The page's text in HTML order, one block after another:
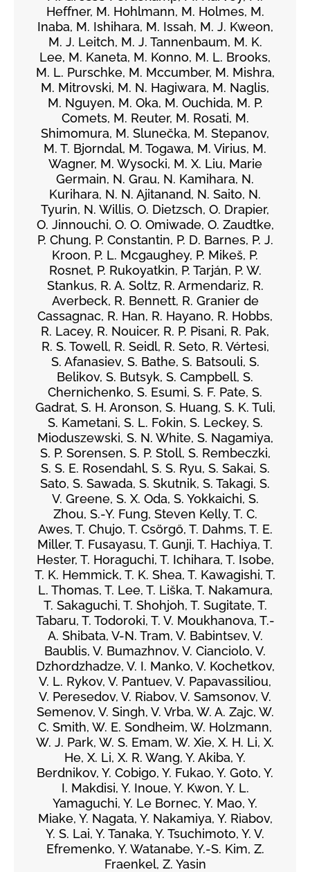
Heffner, M. Hohlmann, M. Holmes, M.
Inaba, M. Ishihara, M. Issah, M. J. Kweon,
M. J. Leitch, M. J. Tannenbaum, M. K.
Lee, M. Kaneta, M. Konno, M. L. Brooks,
M. L. Purschke, M. Mccumber, M. Mishra,
M. Mitrovski, M. N. Hagiwara, M. Naglis,
M. Nguyen, M. Oka, M. Ouchida, M. P.
Comets, M. Reuter, M. Rosati, M.
Shimomura, M. Slunečka, M. Stepanov,
M. T. Bjorndal, M. Togawa, M. Virius, M.
Wagner, M. Wysocki, M. X. Liu, Marie
Germain, N. Grau, N. Kamihara, N.
Kurihara, N. N. Ajitanand, N. Saito, N.
Tyurin, N. Willis, O. Dietzsch, O. Drapier,
O. Jinnouchi, O. O. Omiwade, O. Zaudtke,
P. Chung, P. Constantin, P. D. Barnes, P. J.
Kroon, P. L. Mcgaughey, P. Mikeš, P.
Rosnet, P. Rukoyatkin, P. Tarján, P. W.
Stankus, R. A. Soltz, R. Armendariz, R.
Averbeck, R. Bennett, R. Granier de
Cassagnac, R. Han, R. Hayano, R. Hobbs,
R. Lacey, R. Nouicer, R. P. Pisani, R. Pak,
R. S. Towell, R. Seidl, R. Seto, R. Vértesi,
S. Afanasiev, S. Bathe, S. Batsouli, S.
Belikov, S. Butsyk, S. Campbell, S.
Chernichenko, S. Esumi, S. F. Pate, S.
Gadrat, S. H. Aronson, S. Huang, S. K. Tuli,
S. Kametani, S. L. Fokin, S. Leckey, S.
Mioduszewski, S. N. White, S. Nagamiya,
S. P. Sorensen, S. P. Stoll, S. Rembeczki,
S. S. E. Rosendahl, S. S. Ryu, S. Sakai, S.
Sato, S. Sawada, S. Skutnik, S. Takagi, S.
V. Greene, S. X. Oda, S. Yokkaichi, S.
Zhou, S.-Y. Fung, Steven Kelly, T. C.
Awes, T. Chujo, T. Csörgő, T. Dahms, T. E.
Miller, T. Fusayasu, T. Gunji, T. Hachiya, T.
Hester, T. Horaguchi, T. Ichihara, T. Isobe,
T. K. Hemmick, T. K. Shea, T. Kawagishi, T.
L. Thomas, T. Lee, T. Liška, T. Nakamura,
T. Sakaguchi, T. Shohjoh, T. Sugitate, T.
Tabaru, T. Todoroki, T. V. Moukhanova, T.-
A. Shibata, V-N. Tram, V. Babintsev, V.
Baublis, V. Bumazhnov, V. Cianciolo, V.
Dzhordzhadze, V. I. Manko, V. Kochetkov,
V. L. Rykov, V. Pantuev, V. Papavassiliou,
V. Peresedov, V. Riabov, V. Samsonov, V.
Semenov, V. Singh, V. Vrba, W. A. Zajc, W.
C. Smith, W. E. Sondheim, W. Holzmann,
W. J. Park, W. S. Emam, W. Xie, X. H. Li, X.
He, X. Li, X. R. Wang, Y. Akiba, Y.
Berdnikov, Y. Cobigo, Y. Fukao, Y. Goto, Y.
I. Makdisi, Y. Inoue, Y. Kwon, Y. L.
Yamaguchi, Y. Le Bornec, Y. Mao, Y.
Miake, Y. Nagata, Y. Nakamiya, Y. Riabov,
Y. S. Lai, Y. Tanaka, Y. Tsuchimoto, Y. V.
Efremenko, Y. Watanabe, Y.-S. Kim, Z.
Fraenkel, Z. Yasin